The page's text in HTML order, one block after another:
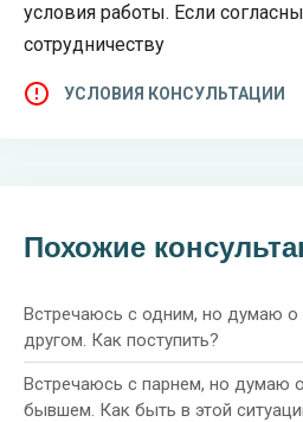
условия работы. Если
сотрудничеству
УСЛОВИЯ КОНСУЛЬТАЦИИ
Похожие
Встречаюсь с одним, но думаю о
другом. Как поступить?
Встречаюсь с парнем, но думаю о
бывшем. Как быть в этой